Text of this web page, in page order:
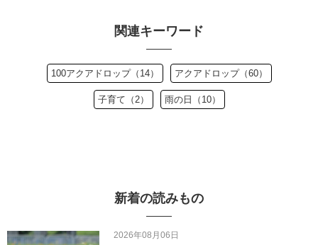
関連キーワード
100アクアドロップ（14） アクアドロップ（60）
子育て（2） 雨の日（10）
新着の読みもの
2026年08月06日